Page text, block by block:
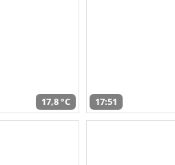
17,8 °C 17:51